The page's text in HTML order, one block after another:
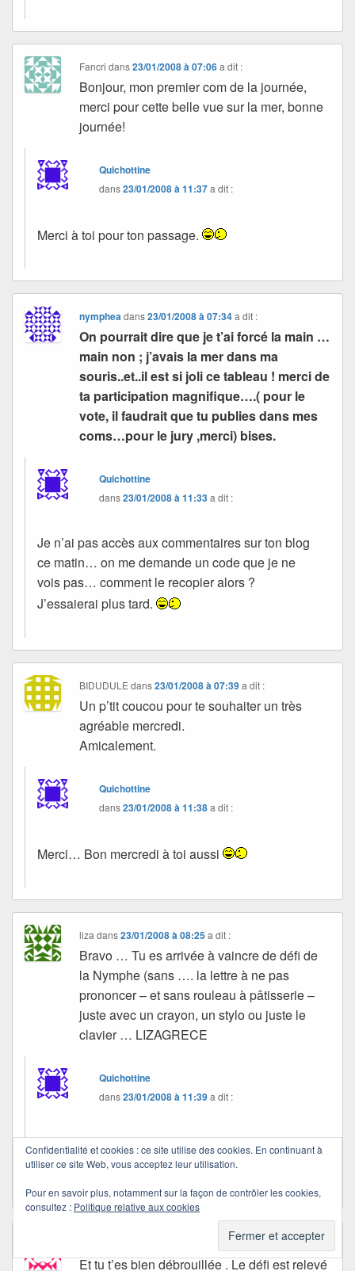
Fancri dans23/01/2008 à 07:06 a dit :
Bonjour, mon premier com de la journée,
merci pour cette belle vue sur la mer, bonne
journée!
Quichottine
dans23/01/2008 à 11:37a dit :
Merci à toi pour ton passage.
nympheadans23/01/2008 à 07:34 a dit :
On pourrait dire que je t’ai forcé la main …
main non ; j’avais la mer dans ma
souris..et..il est si joli ce tableau ! merci de
ta participation magnifique….( pour le
vote, il faudrait que tu publies dans mes
coms…pour le jury ,merci) bises.
Quichottine
dans23/01/2008 à 11:33a dit :
Je n’ai pas accès aux commentaires sur ton blog
ce matin… on me demande un code que je ne
vois pas… comment le recopier alors ?
J’essaierai plus tard.
BIDUDULE dans23/01/2008 à 07:39 a dit :
Un p’tit coucou pour te souhaiter un très
agréable mercredi.
Amicalement.
Quichottine
dans23/01/2008 à 11:38a dit :
Merci… Bon mercredi à toi aussi
liza dans23/01/2008 à 08:25 a dit :
Bravo … Tu es arrivée à vaincre de défi de
la Nymphe (sans …. la lettre à ne pas
prononcer – et sans rouleau à pâtisserie –
juste avec un crayon, un stylo ou juste le
clavier … LIZAGRECE
Quichottine
dans23/01/2008 à 11:39a dit :
Juste le clavier, Liza, parce que je deviens
paresseuse ! Merci…
a dit :
Et tu t’es bien débrouillée . Le défi est relevé
Confidentialité et cookies : ce site utilise des cookies. En continuant à
utiliser ce site Web, vous acceptez leur utilisation.
Pour en savoir plus, notamment sur la façon de contrôler les cookies,
consultez : Politique relative aux cookies